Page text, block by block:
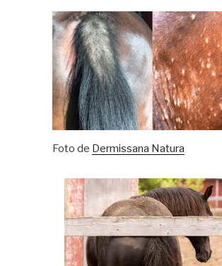
Foto de Dermissana Natura